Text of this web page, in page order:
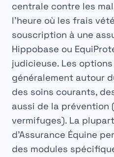
centrale contre les
l’heure où les frais
souscription à une
Hippobase ou
judicieuse. Les
généralement autour
des soins courants,
aussi de la prévention
vermifuges). La
d’Assurance Équine
des modules